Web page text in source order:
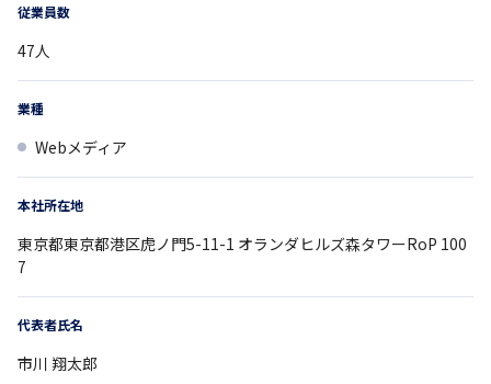
従業員数
47人
業種
Webメディア
本社所在地
東京都東京都港区虎ノ門5-11-1 オランダヒルズ森タワーRoP 100
7
代表者氏名
市川 翔太郎